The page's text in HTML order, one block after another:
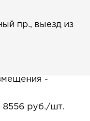
пр., выезд из
-
8556 руб./шт.